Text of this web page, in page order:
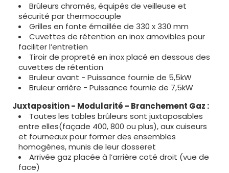
Brûleurs chromés, équipés de veilleuse et
sécurité par thermocouple
Grilles en fonte émaillée de 330 x 330 mm
Cuvettes de rétention en inox amovibles pour
faciliter l’entretien
Tiroir de propreté en inox placé en dessous des
cuvettes de rétention
Bruleur avant - Puissance fournie de 5,5kW
Bruleur arrière - Puissance fournie de 7,5kW
Juxtaposition - Modularité - Branchement Gaz :
Toutes les tables brûleurs sont juxtaposables
entre elles(façade 400, 800 ou plus), aux cuiseurs
et fourneaux pour former des ensembles
homogènes, munis de leur dosseret
Arrivée gaz placée à l’arrière coté droit (vue de
face)